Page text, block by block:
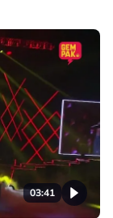
03:41